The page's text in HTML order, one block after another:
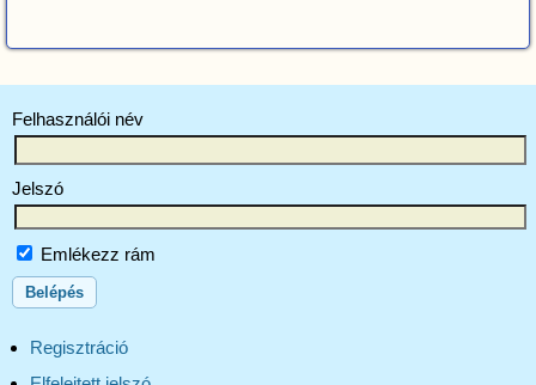
Felhasználói név
Jelszó
Emlékezz rám
Regisztráció